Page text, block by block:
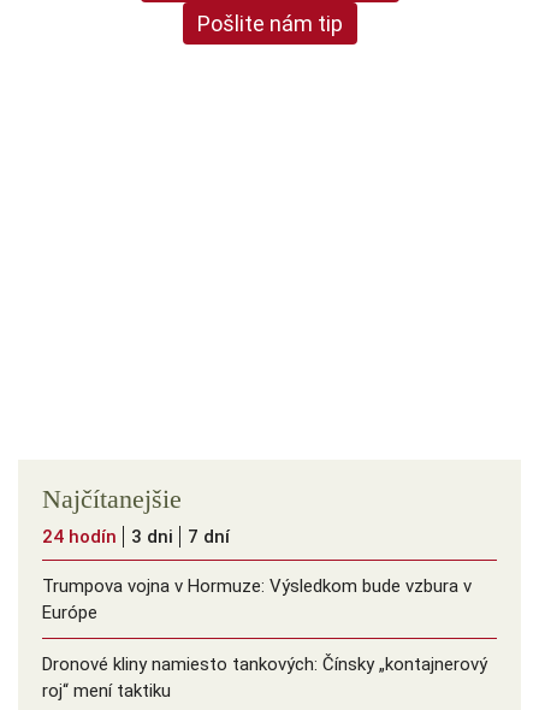
Pošlite nám tip
Najčítanejšie
24 hodín 3 dni 7 dní
Trumpova vojna v Hormuze: Výsledkom bude vzbura v
Európe
Dronové kliny namiesto tankových: Čínsky ️„kontajnerový
roj“ mení taktiku